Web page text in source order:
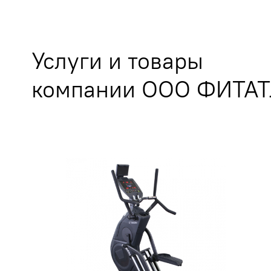
Услуги и товары
компании ООО